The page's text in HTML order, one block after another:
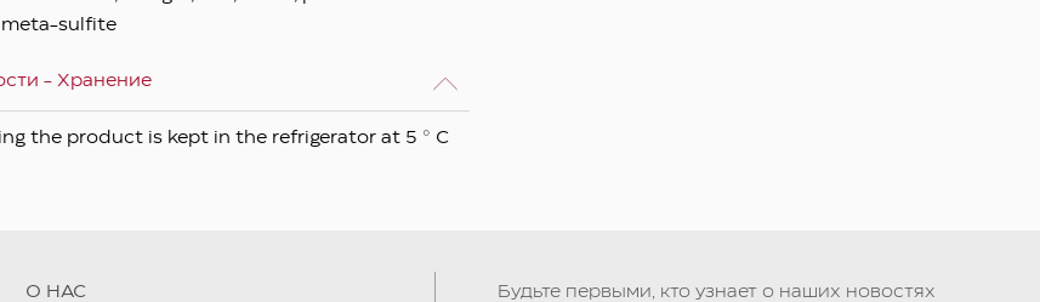
sulfite
- Хранение
the product is kept in the refrigerator at 5 ° C
О НAC
Будьте первыми, кто узнает о наших новостях